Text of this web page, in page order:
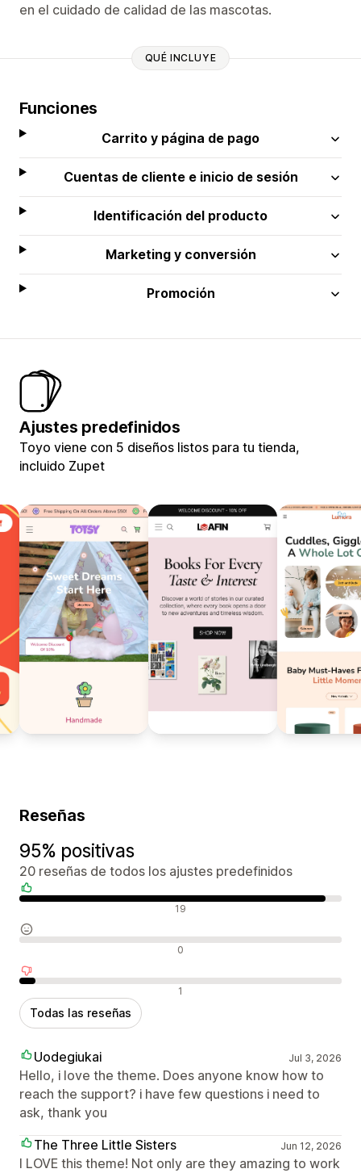
en el cuidado de calidad de las mascotas.
QUÉ INCLUYE
Funciones
Carrito y página de pago
Cuentas de cliente e inicio de sesión
Identificación del producto
Marketing y conversión
Promoción
Ajustes predefinidos
Toyo viene con 5 diseños listos para tu tienda,
incluido Zupet
Reseñas
95% positivas
20 reseñas de todos los ajustes predefinidos
19
0
1
Todas las reseñas
Uodegiukai Jul 3, 2026
Hello, i love the theme. Does anyone know how to
reach the support? i have few questions i need to
ask, thank you
The Three Little Sisters
Jun 12, 2026
I LOVE this theme! Not only are they amazing to work